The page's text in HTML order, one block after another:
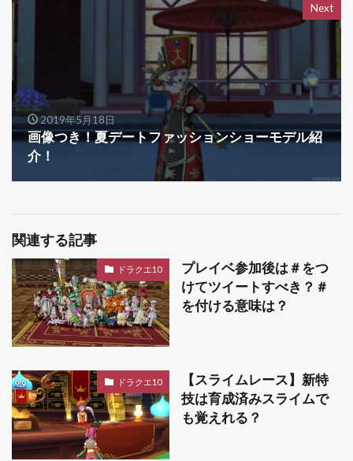
Next
2019年5月18日
画像つき！夏デートファッションショーモデル紹
介！
関連する記事
ドラクエ10
プレイベ参加後は＃をつ
けてツイートすべき？＃
を付ける意味は？
ドラクエ10
【スライムレース】新特
技は育成済みスライムで
も覚えれる？